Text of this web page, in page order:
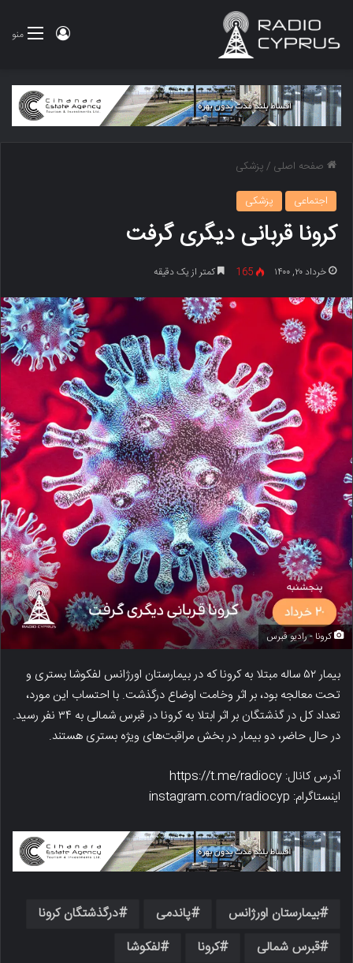
منو ورود
صفحه اصلی /پزشکی
اجتماعی
پزشکی
کرونا قربانی دیگری گرفت
خرداد ۲۰, ۱۴۰۰ 165 کمتر از یک دقیقه
کرونا - رادیو قبرس
بیمار ۵۲ ساله مبتلا به کرونا که در بیمارستان اورژانس لفکوشا بستری و
تحت معالجه بود، بر اثر وخامت اوضاع درگذشت. با احتساب این مورد،
تعداد کل در گذشتگان بر اثر ابتلا به کرونا در قبرس شمالی به ۳۴ نفر رسید.
در حال حاضر، دو بیمار در بخش مراقبت‌های ویژه بستری هستند.
آدرس کانال: https://t.me/radiocy
اینستاگرام: instagram.com/radiocyp
بیمارستان اورژانس پاندمی
درگذشتگان کرونا
قبرس شمالی
کرونا لفکوشا